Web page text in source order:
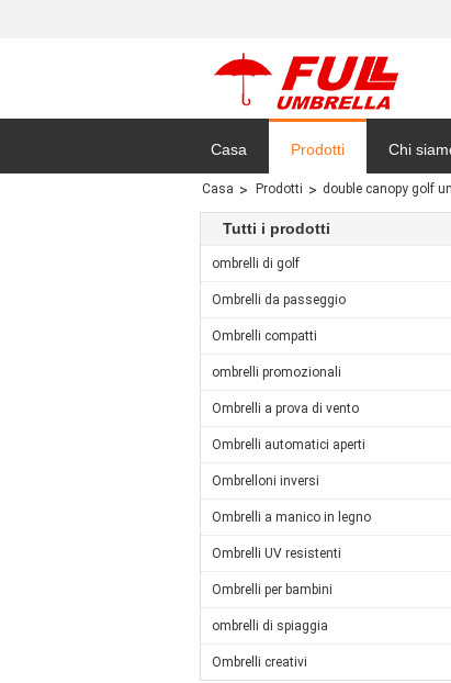
Casa Prodotti Chi
Mappa
Casa Prodotti double canopy golf
Tutti i prodotti
ombrelli di golf
Ombrelli da passeggio
Ombrelli compatti
ombrelli promozionali
Ombrelli a prova di vento
Ombrelli automatici aperti
Ombrelloni inversi
Ombrelli a manico in legno
Ombrelli UV resistenti
Ombrelli per bambini
ombrelli di spiaggia
Ombrelli creativi